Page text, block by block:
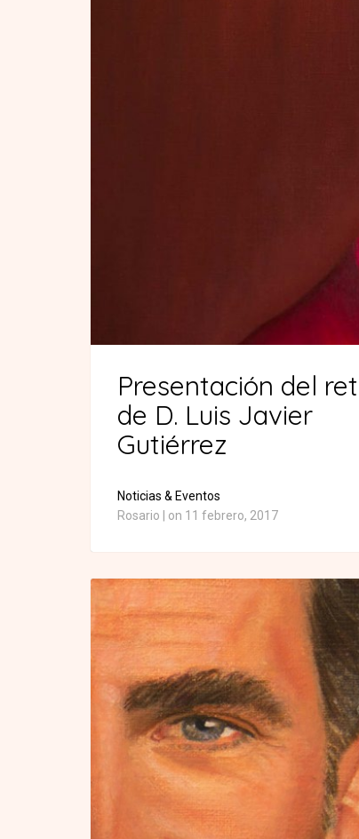
Presentación del
de D. Luis Javier
Gutiérrez
Noticias & Eventos
Rosario
on 11 febrero, 2017